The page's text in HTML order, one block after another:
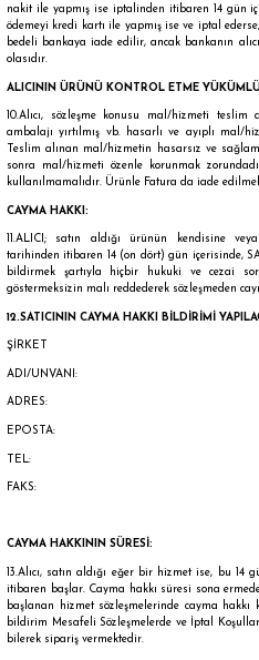
nakit ile yapmış ise iptalinden itibaren 14 gün
ödemeyi kredi kartı ile yapmış ise ve iptal
bedeli bankaya iade edilir, ancak bankanın
olasıdır.
ALICININ ÜRÜNÜ KONTROL ETME
10.Alıcı, sözleşme konusu mal/hizmeti teslim
ambalajı yırtılmış vb. hasarlı ve ayıplı mal/
Teslim alınan mal/hizmetin hasarsız ve
sonra mal/hizmeti özenle korunmak
kullanılmamalıdır. Ürünle Fatura da iade
CAYMA HAKKI:
11.ALICI; satın aldığı ürünün kendisine
tarihinden itibaren 14 (on dört) gün içerisinde,
bildirmek şartıyla hiçbir hukuki ve cezai
göstermeksizin malı reddederek sözleşmeden
12.SATICININ CAYMA HAKKI BİLDİRİMİ
ŞİRKET
ADI/UNVANI:
ADRES:
EPOSTA:
TEL:
FAKS:
CAYMA HAKKININ SÜRESİ:
13.Alıcı, satın aldığı eğer bir hizmet ise, bu
itibaren başlar. Cayma hakkı süresi sona
başlanan hizmet sözleşmelerinde cayma hakkı
bildirim Mesafeli Sözleşmelerde ve İptal
bilerek sipariş vermektedir.